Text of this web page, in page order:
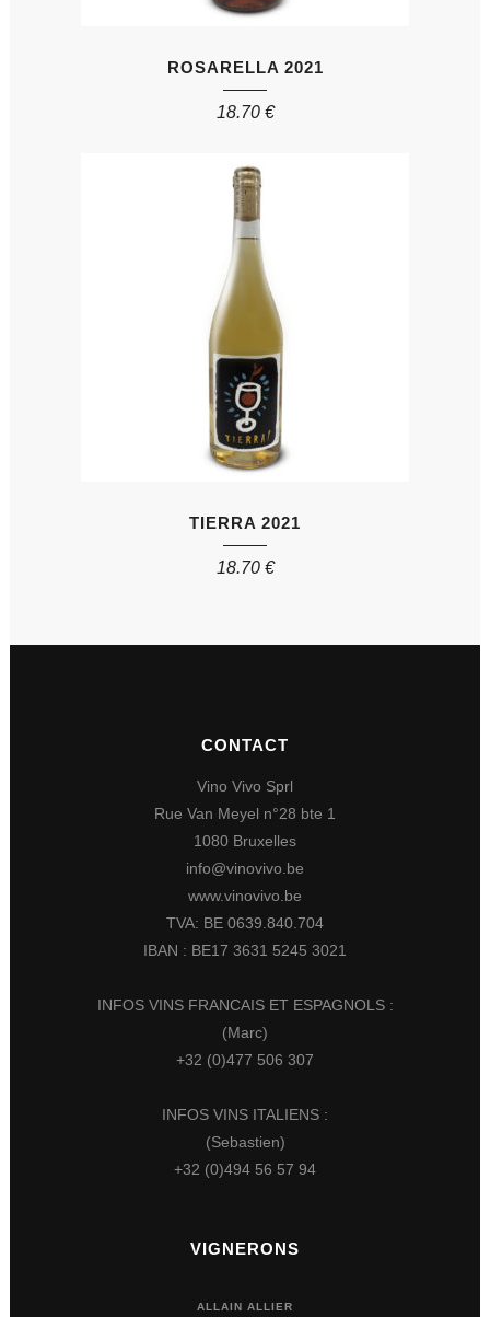
ROSARELLA 2021
18.70 €
TIERRA 2021
18.70 €
CONTACT
Vino Vivo Sprl
Rue Van Meyel n°28 bte 1
1080 Bruxelles
info@vinovivo.be
www.vinovivo.be
TVA: BE 0639.840.704
IBAN : BE17 3631 5245 3021
INFOS VINS FRANCAIS ET ESPAGNOLS :
(Marc)
+32 (0)477 506 307
INFOS VINS ITALIENS :
(Sebastien)
+32 (0)494 56 57 94
VIGNERONS
ALLAIN ALLIER